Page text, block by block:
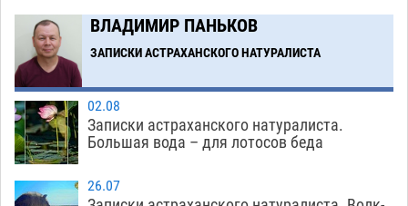
11:20
Астраханцев ждут на парковом газоне с
призами и эрмитажными котами
07.08
ВЛАДИМИР ПАНЬКОВ
ЗАПИСКИ АСТРАХАНСКОГО НАТУРАЛИСТА
02.08
Записки астраханского натуралиста.
Большая вода – для лотосов беда
26.07